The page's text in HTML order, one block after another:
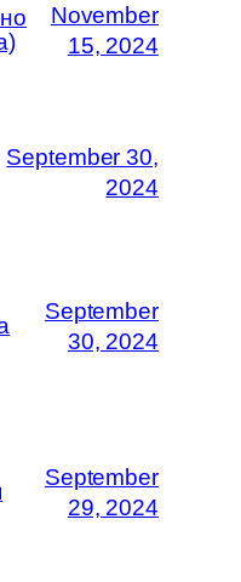
November
15, 2024
September 30,
2024
September
30, 2024
September
29, 2024